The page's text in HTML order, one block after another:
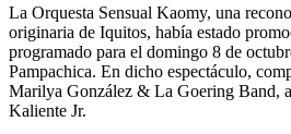
La Orquesta Sensual Kaomy, una
originaria de Iquitos, había estado
programado para el domingo 8 de
Pampachica. En dicho espectáculo,
Marilya González & La Goering Band,
Kaliente Jr.